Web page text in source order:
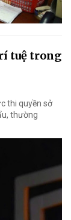
tuệ trong
thi quyền sở
thường